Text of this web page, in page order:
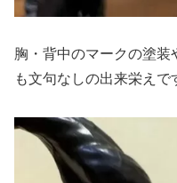
胸・背中のマークの塗
も文句なしの出来栄えで